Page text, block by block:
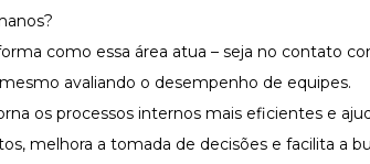
como essa área atua – seja no contato
avaliando o desempenho de equipes.
os processos internos mais eficientes e
melhora a tomada de decisões e facilita a